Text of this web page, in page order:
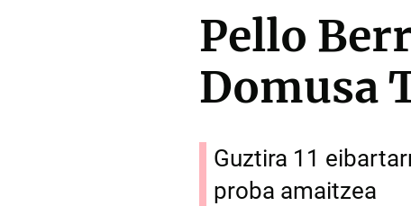
Pello
Domusa
Guztira 11
proba amaitzea